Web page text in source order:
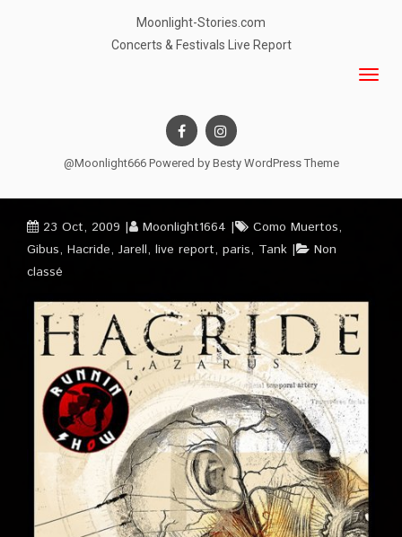
Moonlight-Stories.com
Concerts & Festivals Live Report
@Moonlight666 Powered by Besty WordPress Theme
23 Oct, 2009 Moonlight1664 Como Muertos,
Gibus, Hacride, Jarell, live report, paris, Tank
Non
classé